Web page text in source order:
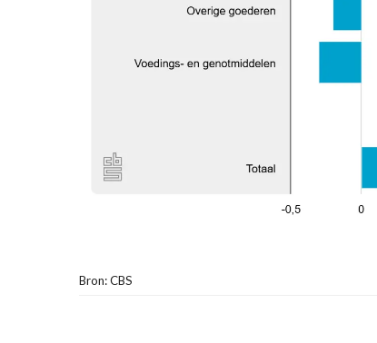
Bron: CBS